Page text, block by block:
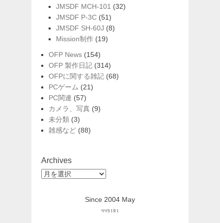
JMSDF MCH-101 (32)
JMSDF P-3C (51)
JMSDF SH-60J (8)
Mission制作 (19)
OFP News (154)
OFP 製作日記 (314)
OFPに関する雑記 (68)
PCゲーム (21)
PC関連 (57)
カメラ、写真 (9)
未分類 (3)
雑感など (88)
Archives
Archives
Since 2004 May